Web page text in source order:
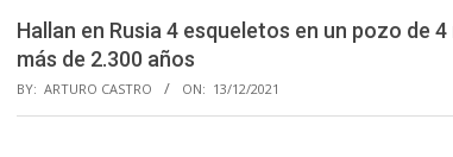
Hallan en Rusia 4 esqueletos en un pozo
más de 2.300 años
BY: ARTURO CASTRO ON: 13/12/2021